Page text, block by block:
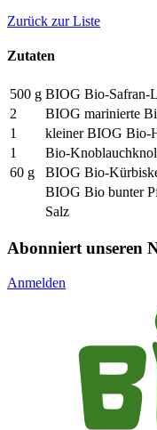
Zurück zur Liste
Zutaten
500 g BIOG Bio-Safran-
2
BIOG marinierte
1
kleiner BIOG Bio-
1
Bio-
60 g
BIOG Bio-
BIOG Bio bunter
Salz
Abonniert unseren
Anmelden